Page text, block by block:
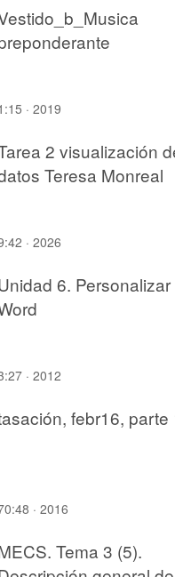
· 2019
2 visualización
Teresa Monreal
· 2026
6. Personalizar
· 2012
febr16, parte
· 2016
Tema 3 (5).